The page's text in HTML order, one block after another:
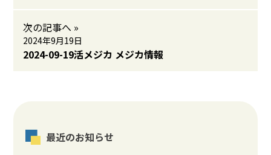
次の記事へ »
2024年9月19日
2024-09-19活メジカ メジカ情報
最近のお知らせ